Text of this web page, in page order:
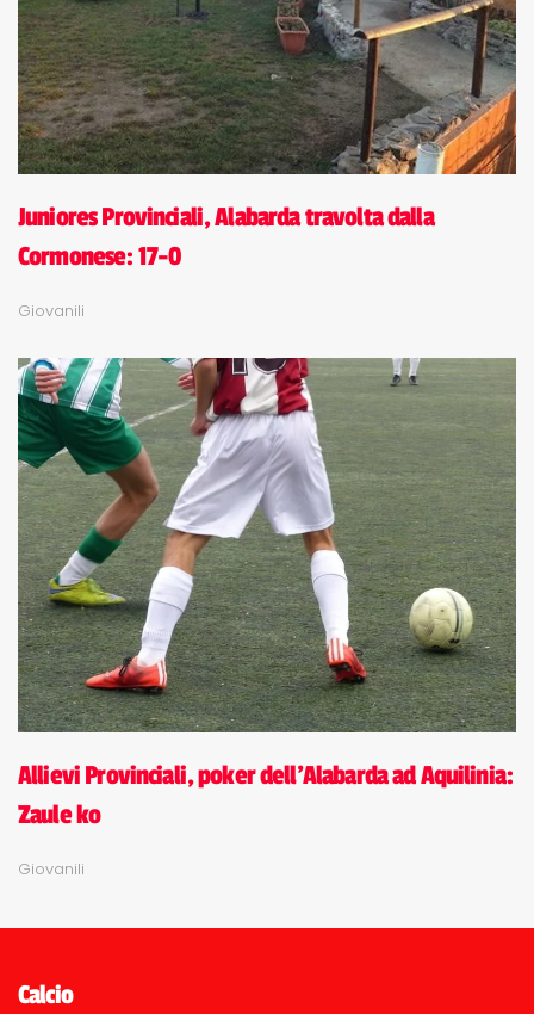
Juniores Provinciali, Alabarda travolta dalla
Cormonese: 17-0
Giovanili
Allievi Provinciali, poker dell'Alabarda ad Aquilinia:
Zaule ko
Giovanili
Calcio